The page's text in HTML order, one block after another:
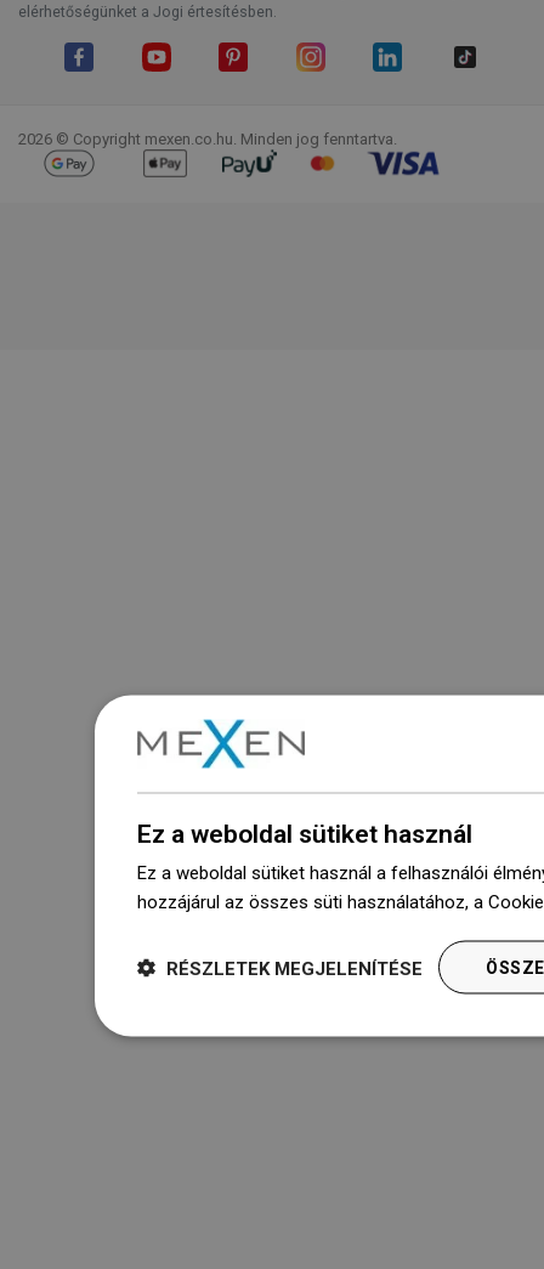
elérhetőségünket a Jogi értesítésben.
2026 © Copyright mexen.co.hu. Minden jog fenntartva.
Ez a weboldal sütiket használ
Ez a weboldal sütiket használ a felhasználói
hozzájárul az összes süti használatához, a
RÉSZLETEK MEGJELENÍTÉSE